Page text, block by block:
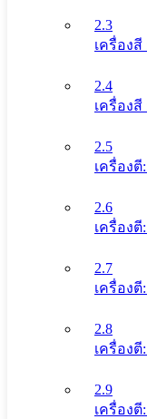
2.3
เครื่อง
2.4
เครื่อง
2.5
เครื่อง
2.6
เครื่อง
2.7
เครื่อง
2.8
เครื่อง
2.9
เครื่อง